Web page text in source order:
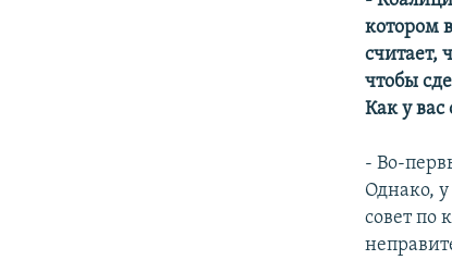
котором
считает,
чтобы
Как у вас
- Во-
Однако,
совет по